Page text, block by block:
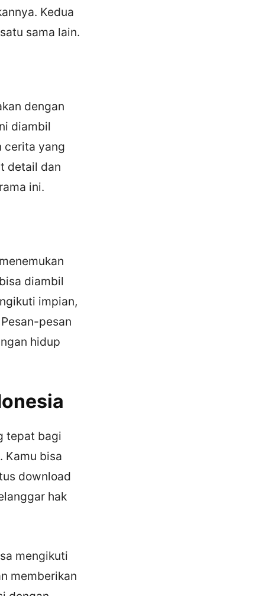
Kedua
sama lain.
dengan
diambil
cerita yang
detail dan
ini.
diambil
impian,
pesan
hidup
tepat bagi
Kamu bisa
download
hak
mengikuti
memberikan